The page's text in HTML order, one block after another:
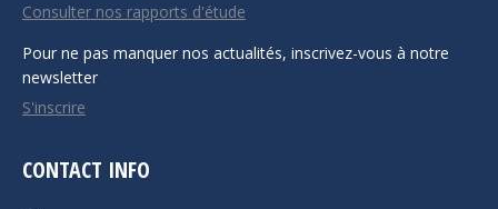
Consulter nos rapports d'étude
Pour ne pas manquer nos actualités, inscrivez-vous à notre
newsletter
S'inscrire
CONTACT INFO